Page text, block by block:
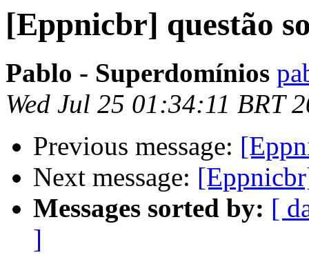
[Eppnicbr] questão
Pablo - Superdomínios
Wed Jul 25 01:34:11 BRT
Previous message:
Next message:
Messages sorted by: [
]